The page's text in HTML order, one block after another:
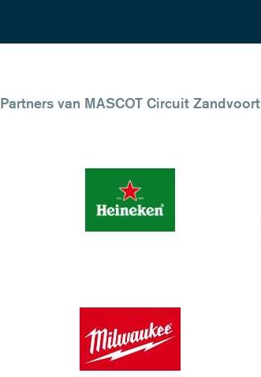
Partners van MASCOT Circuit Zandvoort